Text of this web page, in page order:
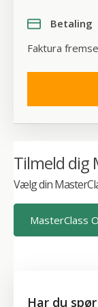
Indhold
Generelt
Alder og
Risiko
Øvrige
Symptomer
Kendte
Betaling
Faktura
Tilmeld dig
Vælg din
MasterClass
Har du